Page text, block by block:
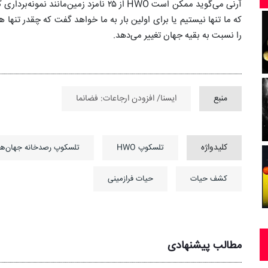
که ما تنها نیستیم یا برای اولین بار به ما خواهد گفت که چقدر
را نسبت به بقیه جهان تغییر می‌دهد.
منبع ایسنا/ افزودن ارجاعات: فضانما
کلیدواژه تلسکوپ HWO تلسکوپ رصدخانه
کشف حیات حیات فرازمینی
مطالب پیشنهادی